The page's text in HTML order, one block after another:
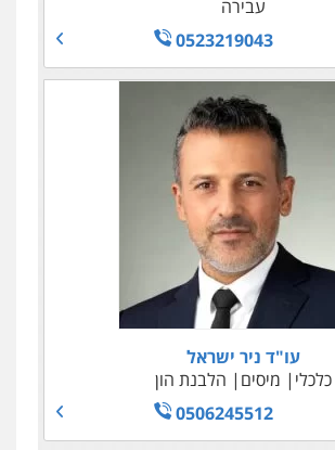
עבירה
0523219043
עו"ד ניר ישראל
כלכלי
מיסים
הלבנת הון
0506245512
עו"ד שאדי סרוג'י
צבאי
עורכי דין לענייני אסירים
0525450255
עו"ד טליה גרידיש
צבאי
עורכי דין לענייני אסירים
0523307111